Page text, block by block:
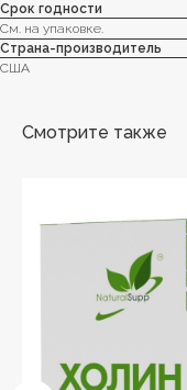
Срок годности
Cм. на упаковке.
Страна-производитель
США
Смотрите также